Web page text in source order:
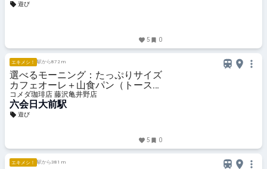
遊び
5 0
エキメシ！ 駅から872 m
選べるモーニング：たっぷりサイズ
カフェオーレ＋山食パン（トース
ト）手作りたまごペースト
コメダ珈琲店 藤沢亀井野店
六会日大前駅
遊び
5 0
エキメシ！ 駅から381 m